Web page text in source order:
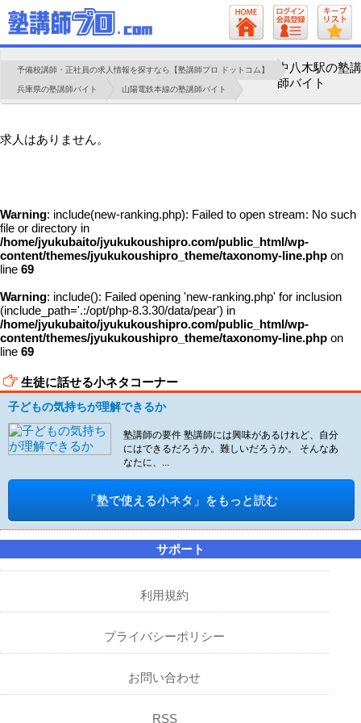
予備校講師・正社員の求人情報を探すなら【塾講師プロ ドットコム】
兵庫県の塾講師バイト 山陽電鉄本線の塾講師バイト
中八木駅の塾講
師バイト
求人はありません。
Warning: include(new-ranking.php): Failed to open stream: No such
file or directory in
/home/jyukubaito/jyukukoushipro.com/public_html/wp-
content/themes/jyukukoushipro_theme/taxonomy-line.php on
line 69
Warning: include(): Failed opening 'new-ranking.php' for inclusion
(include_path='.:/opt/php-8.3.30/data/pear') in
/home/jyukubaito/jyukukoushipro.com/public_html/wp-
content/themes/jyukukoushipro_theme/taxonomy-line.php on
line 69
生徒に話せる小ネタコーナー
子どもの気持ちが理解できるか
塾講師の要件 塾講師には興味があるけれど、自分
にはできるだろうか。難しいだろうか。 そんなあ
なたに、...
「塾で使える小ネタ」をもっと読む
サポート
利用規約
プライバシーポリシー
お問い合わせ
RSS